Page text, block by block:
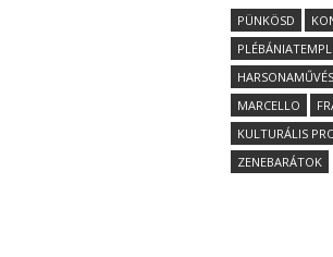
PÜNKÖSD
MARCELLO
KULTURÁLIS
ZENEBARÁTOK